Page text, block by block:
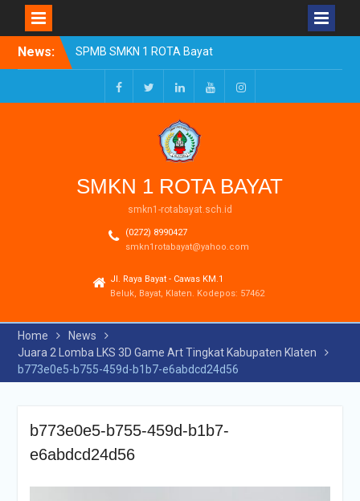
News:
SPMB SMKN 1 ROTA Bayat
Tahun Ajaran 2026/2027
Resmi Dibuka
Pengumuman Kelulusan
Tahun Ajaran 2025-2026
Realisasi Dana BOSP
Reguler Tahap 1 Tahun
FacebookTwitterLinkedInYoutubeInstagram
SMKN 1 ROTA BAYAT
smkn1-rotabayat.sch.id
(0272) 8990427
smkn1rotabayat@yahoo.com
Jl. Raya Bayat - Cawas KM.1
Beluk, Bayat, Klaten. Kodepos: 57462
Home
News
Juara 2 Lomba LKS 3D Game Art Tingkat Kabupaten Klaten
b773e0e5-b755-459d-b1b7-e6abdcd24d56
b773e0e5-b755-459d-b1b7-
e6abdcd24d56